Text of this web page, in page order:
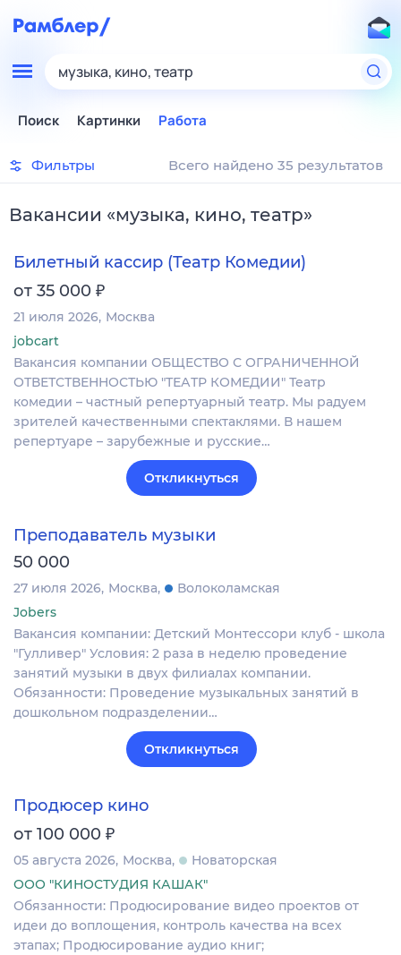
музыка, кино, театр
Поиск Картинки Работа
Фильтры Всего найдено 35 результатов
Вакансии «музыка, кино, театр»
Билетный кассир (Театр Комедии)
от 35 000 ₽
21 июля 2026 Москва
jobcart
Вакансия компании ОБЩЕСТВО С ОГРАНИЧЕННОЙ
ОТВЕТСТВЕННОСТЬЮ "ТЕАТР КОМЕДИИ" Театр
комедии – частный репертуарный театр. Мы радуем
зрителей качественными спектаклями. В нашем
репертуаре – зарубежные и русские…
Откликнуться
Преподаватель музыки
50 000
27 июля 2026 Москва
Волоколамская
Jobers
Вакансия компании: Детский Монтессори клуб - школа
"Гулливер" Условия: 2 раза в неделю проведение
занятий музыки в двух филиалах компании.
Обязанности: Проведение музыкальных занятий в
дошкольном подразделении…
Откликнуться
Продюсер кино
от 100 000 ₽
05 августа 2026 Москва
Новаторская
ООО "КИНОСТУДИЯ КАШАК"
Обязанности: Продюсирование видео проектов от
идеи до воплощения, контроль качества на всех
этапах; Продюсирование аудио книг;